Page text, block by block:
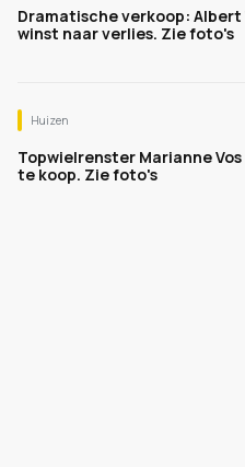
Dramatische verkoop:
winst naar verlies. Zie foto's
Huizen
Topwielrenster Marianne
te koop. Zie foto's